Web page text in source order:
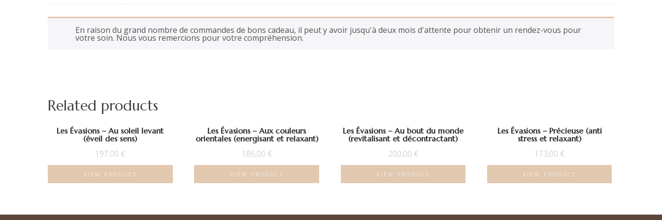
En raison du grand nombre de commandes de bons cadeau, il peut y avoir jusqu'à deux mois d'attente pour obtenir un rendez-vous pour
votre soin. Nous vous remercions pour votre compréhension.
Related products
Les Évasions – Au soleil levant
(éveil des sens)
197,00 €
VIEW PRODUCT
Les Évasions – Aux couleurs
orientales (energisant et relaxant)
186,00 €
VIEW PRODUCT
Les Évasions – Au bout du monde
(revitalisant et décontractant)
200,00 €
VIEW PRODUCT
Les Évasions – Précieuse (anti
stress et relaxant)
173,00 €
VIEW PRODUCT